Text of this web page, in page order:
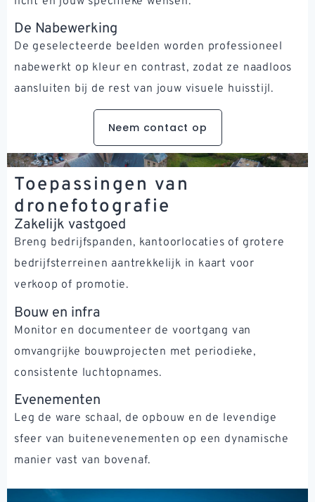
De Nabewerking
De geselecteerde beelden worden professioneel
nabewerkt op kleur en contrast, zodat ze naadloos
aansluiten bij de rest van jouw visuele huisstijl.
Neem contact op
Toepassingen van
dronefotografie
Zakelijk vastgoed
Breng bedrijfspanden, kantoorlocaties of grotere
bedrijfsterreinen aantrekkelijk in kaart voor
verkoop of promotie.
Bouw en infra
Monitor en documenteer de voortgang van
omvangrijke bouwprojecten met periodieke,
consistente luchtopnames.
Evenementen
Leg de ware schaal, de opbouw en de levendige
sfeer van buitenevenementen op een dynamische
manier vast van bovenaf.